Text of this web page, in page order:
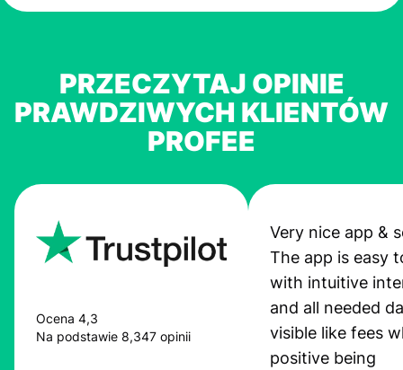
PRZECZYTAJ OPINIE
PRAWDZIWYCH KLIENTÓW
PROFEE
Ocena 4,3
Na podstawie 8,347 opinii
Very nice app &
The app is easy
with intuitive
and all needed
visible like fees
positive being